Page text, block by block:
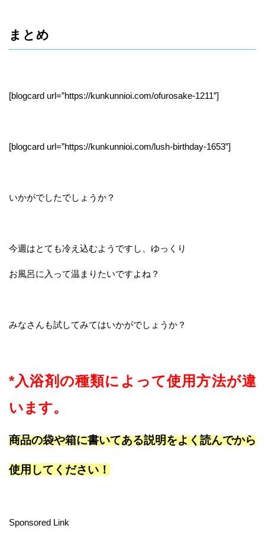
まとめ
[blogcard url=”https://kunkunnioi.com/ofurosake-1211”]
[blogcard url=”https://kunkunnioi.com/lush-birthday-1653”]
いかがでしたでしょうか？
今週はとても冷え込むようですし、ゆっくり
お風呂に入って温まりたいですよね？
みなさんも試してみてはいかがでしょうか？
*入浴剤の種類によって使用方法が違
います。
商品の袋や箱に書いてある説明をよく読んでから
使用してください！
Sponsored Link